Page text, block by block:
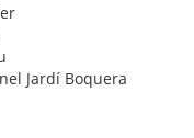
Jardí Boquera